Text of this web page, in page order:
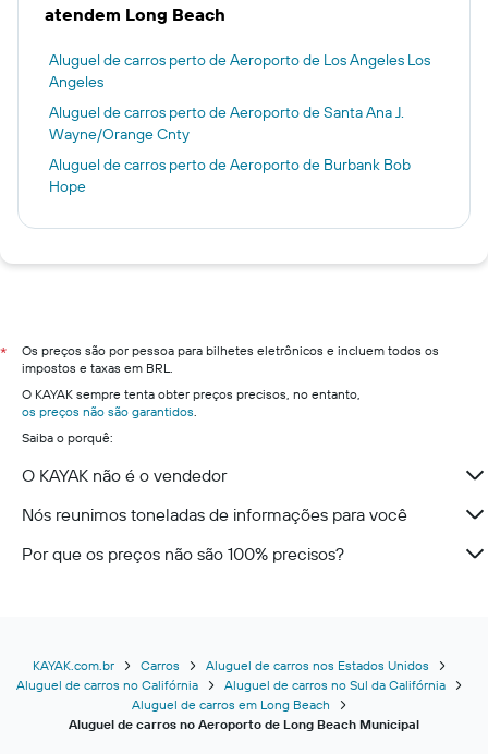
atendem Long Beach
Aluguel de carros perto de Aeroporto de Los Angeles Los
Angeles
Aluguel de carros perto de Aeroporto de Santa Ana J.
Wayne/Orange Cnty
Aluguel de carros perto de Aeroporto de Burbank Bob
Hope
*
Os preços são por pessoa para bilhetes eletrônicos e incluem todos os
impostos e taxas em BRL.
O KAYAK sempre tenta obter preços precisos, no entanto,
os preços não são garantidos
Saiba o porquê:
O KAYAK não é o vendedor
Nós reunimos toneladas de informações para você
Por que os preços não são 100% precisos?
KAYAK.com.br Carros
Aluguel de carros nos Estados Unidos
Aluguel de carros no Califórnia
Aluguel de carros no Sul da Califórnia
Aluguel de carros em Long Beach
Aluguel de carros no Aeroporto de Long Beach Municipal